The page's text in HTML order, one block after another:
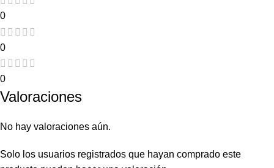
0
0
0
Valoraciones
No hay valoraciones aún.
Solo los usuarios registrados que hayan comprado este